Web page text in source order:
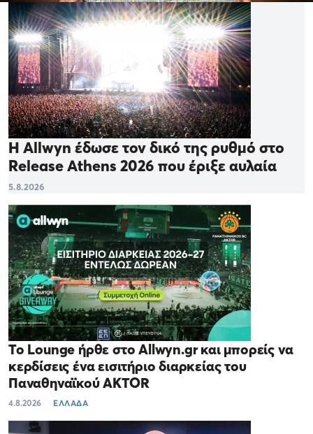
Η Allwyn έδωσε τον δικό της ρυθμό στο
Release Athens 2026 που έριξε αυλαία
5.8.2026
Το Lounge ήρθε στο Allwyn.gr και μπορείς να
κερδίσεις ένα εισιτήριο διαρκείας του
Παναθηναϊκού AKTOR
4.8.2026 ΕΛΛΑΔΑ